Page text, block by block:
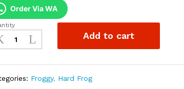
Order Via WA
Add to cart
Froggy, Hard Frog